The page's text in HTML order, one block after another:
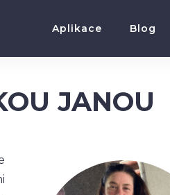
Aplikace Blog
JANOU